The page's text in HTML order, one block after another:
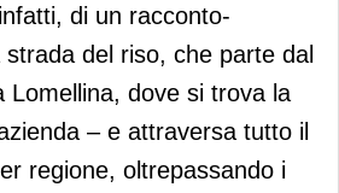
di un racconto-
strada del riso, che parte dal
Lomellina, dove si trova la
– e attraversa tutto il
regione, oltrepassando i